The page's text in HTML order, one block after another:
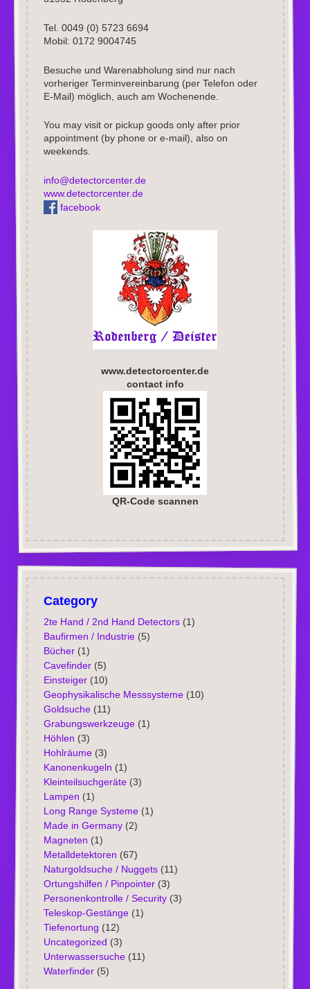
Tel. 0049 (0) 5723 6694
Mobil: 0172 9004745
Besuche und Warenabholung sind nur nach
vorheriger Terminvereinbarung (per Telefon oder
E-Mail) möglich, auch am Wochenende.
You may visit or pickup goods only after prior
appointment (by phone or e-mail), also on
weekends.
info@detectorcenter.de
www.detectorcenter.de
facebook
www.detectorcenter.de
contact info
QR-Code scannen
Category
2te Hand / 2nd Hand Detectors(1)
Baufirmen / Industrie(5)
Bücher(1)
Cavefinder(5)
Einsteiger(10)
Geophysikalische Messsysteme(10)
Goldsuche(11)
Grabungswerkzeuge(1)
Höhlen (3)
Hohlräume(3)
Kanonenkugeln (1)
Kleinteilsuchgeräte(3)
Lampen (1)
Long Range Systeme(1)
Made in Germany(2)
Magneten (1)
Metalldetektoren (67)
Naturgoldsuche / Nuggets(11)
Ortungshilfen / Pinpointer(3)
Personenkontrolle / Security(3)
Teleskop-Gestänge(1)
Tiefenortung (12)
Uncategorized (3)
Unterwassersuche(11)
Waterfinder(5)